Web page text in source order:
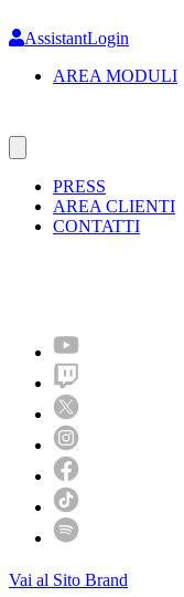
to
content
AssistantLogin
AREA MODULI
PRESS
AREA CLIENTI
CONTATTI
Vai al Sito Brand